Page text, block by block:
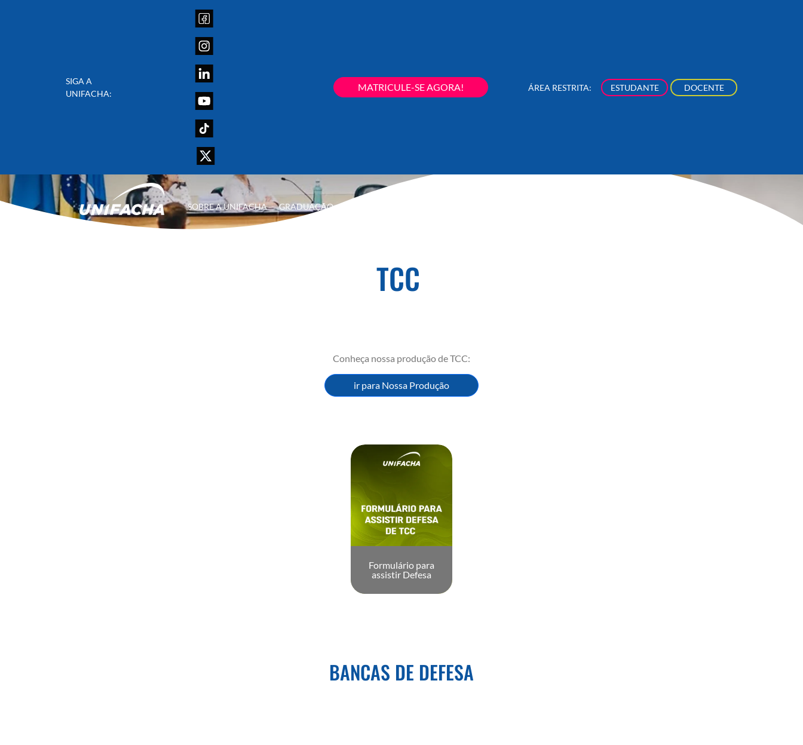
SIGA A
UNIFACHA:
MATRICULE-SE AGORA! ÁREA RESTRITA: ESTUDANTE DOCENTE
SOBRE A UNIFACHA GRADUAÇÃO
TCC
Conheça nossa produção de TCC:
ir para Nossa Produção
Formulário para
assistir Defesa
BANCAS DE DEFESA